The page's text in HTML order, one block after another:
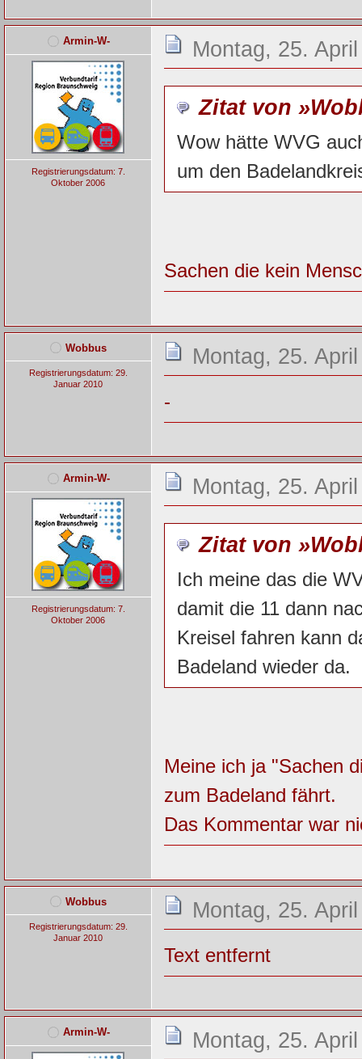
Armin-W-
Registrierungsdatum: 7.
Oktober 2006
Montag, 25.
Zitat von
Wow hätte WVG
um den
Sachen die kein
Wobbus
Registrierungsdatum: 29.
Januar 2010
Montag, 25.
-
Armin-W-
Registrierungsdatum: 7.
Oktober 2006
Montag, 25.
Zitat von
Ich meine das die
damit die 11 dann
Kreisel fahren kann
Badeland wieder da.
Meine ich ja "Sachen
zum Badeland fährt.
Das Kommentar war
Wobbus
Registrierungsdatum: 29.
Januar 2010
Montag, 25.
Text entfernt
Armin-W- Montag, 25.